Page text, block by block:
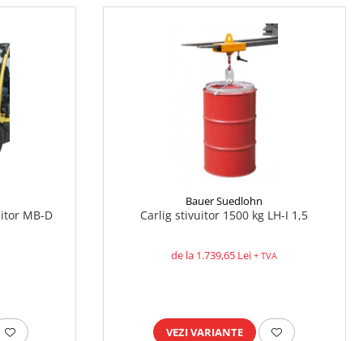
MB-D
Bauer Suedlohn
Carlig stivuitor 1500 kg LH-I 1,5
de la 1.739,65 Lei+ TVA
VEZI VARIANTE